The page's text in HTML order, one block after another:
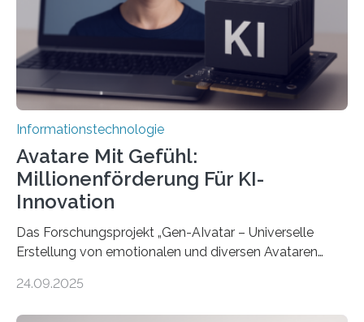
Informationstechnologie
Avatare Mit Gefühl:
Millionenförderung Für KI-
Innovation
Das Forschungsprojekt „Gen-AIvatar – Universelle
Erstellung von emotionalen und diversen Avataren
Förderung in Höhe von rund 2 Millionen Euro. Dabei
24.09.2025